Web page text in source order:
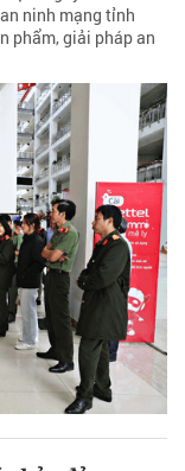
ninh mạng tỉnh
phẩm, giải pháp an